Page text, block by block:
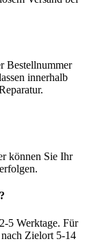
Bestellnummer
innerhalb
können Sie Ihr
5 Werktage. Für
Zielort 5-14